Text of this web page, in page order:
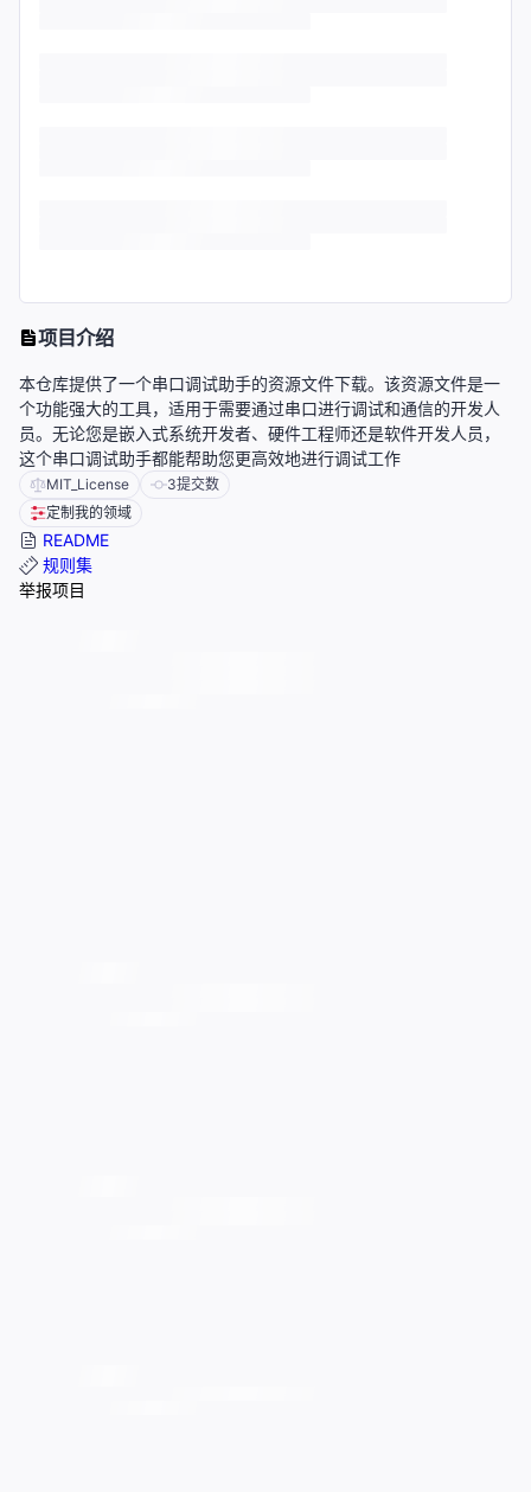
项目介绍
本仓库提供了一个串口调试助手的资源文件下载。该资源文件是一
个功能强大的工具，适用于需要通过串口进行调试和通信的开发人
员。无论您是嵌入式系统开发者、硬件工程师还是软件开发人员，
这个串口调试助手都能帮助您更高效地进行调试工作
MIT_License 3提交数
定制我的领域
README
规则集
举报项目